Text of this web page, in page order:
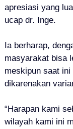
apresiasi yang
ucap dr. Inge.
Ia berharap,
masyarakat bisa
meskipun saat
dikarenakan
“Harapan kami
wilayah kami ini